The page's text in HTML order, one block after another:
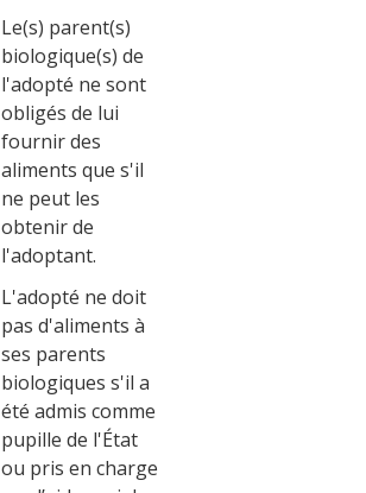
Le(s) parent(s)
biologique(s) de
l'adopté ne sont
obligés de lui
fournir des
aliments que s'il
ne peut les
obtenir de
l'adoptant.
L'adopté ne doit
pas d'aliments à
ses parents
biologiques s'il a
été admis comme
pupille de l'État
ou pris en charge